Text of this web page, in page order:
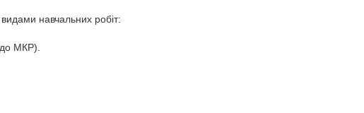
навчальних робіт:
МКР).